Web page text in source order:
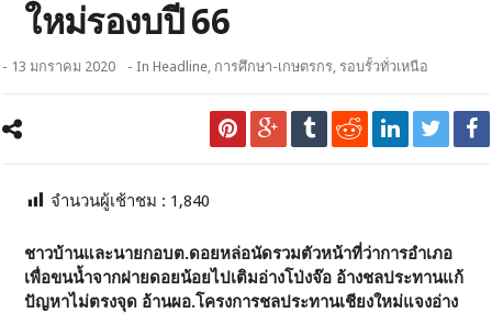
ใหม่รองบปี 66
- 13 มกราคม 2020 - InHeadline, การศึกษา-เกษตรกร, รอบรั้วทั่วเหนือ
จำนวนผู้เช้าชม : 1,840
ชาวบ้านและนายกอบต.ดอยหล่อนัดรวมตัวหน้าที่ว่าการอำเภอ
เพื่อขนน้ำจากฝายดอยน้อยไปเติมอ่างโป่งจ๊อ อ้างชลประทานแก้
ปัญหาไม่ตรงจุด อ้านผอ.โครงการชลประทานเชียงใหม่แจงอ่าง